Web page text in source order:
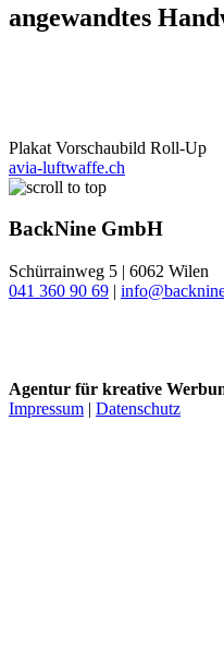
angewandtes
Plakat Vorschaubild Roll-Up
avia-luftwaffe.ch
BackNine GmbH
Schürrainweg 5 | 6062 Wilen
041 360 90 69 |
Agentur für kreative
Impressum | Datenschutz